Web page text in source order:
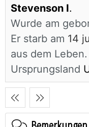
Stevenson I.
Wurde am
Er starb am 14
aus dem Leben.
Ursprungsland